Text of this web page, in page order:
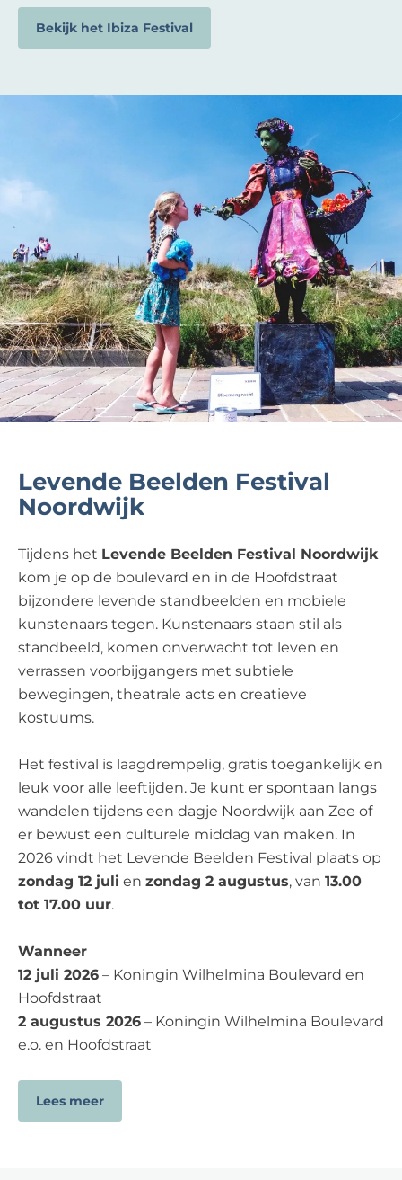
Bekijk het Ibiza Festival
Levende Beelden Festival
Noordwijk
Tijdens het Levende Beelden Festival Noordwijk
kom je op de boulevard en in de Hoofdstraat
bijzondere levende standbeelden en mobiele
kunstenaars tegen. Kunstenaars staan stil als
standbeeld, komen onverwacht tot leven en
verrassen voorbijgangers met subtiele
bewegingen, theatrale acts en creatieve
kostuums.
Het festival is laagdrempelig, gratis toegankelijk en
leuk voor alle leeftijden. Je kunt er spontaan langs
wandelen tijdens een dagje Noordwijk aan Zee of
er bewust een culturele middag van maken. In
2026 vindt het Levende Beelden Festival plaats op
zondag 12 juli en zondag 2 augustus, van 13.00
tot 17.00 uur.
Wanneer
12 juli 2026 – Koningin Wilhelmina Boulevard en
Hoofdstraat
2 augustus 2026 – Koningin Wilhelmina Boulevard
e.o. en Hoofdstraat
Lees meer